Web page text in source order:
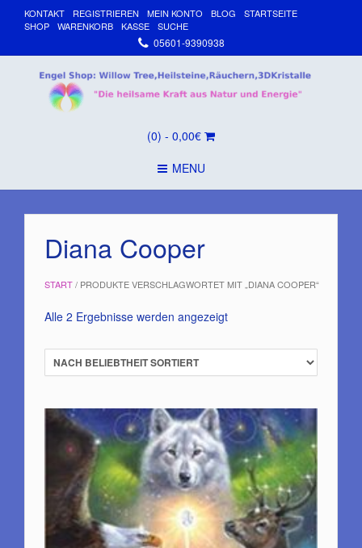
KONTAKT REGISTRIEREN MEIN KONTO BLOG
STARTSEITE
SHOP
WARENKORB KASSE SUCHE
05601-9390938
(0) - 0,00€
MENU
START/ PRODUKTE VERSCHLAGWORTET MIT „DIANA COOPER“
Diana Cooper
Alle 2 Ergebnisse werden angezeigtNach
sortiert